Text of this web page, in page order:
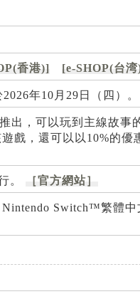
香港)] [e-SHOP(台
年10月29日（四）。
，可以玩到主線故事
戲，還可以以10%的優
。 ［官方網站］
Switch™繁體中